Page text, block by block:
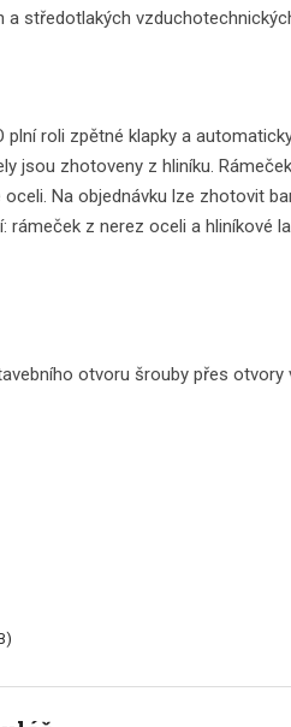
a středotlakých
plní roli zpětné klapky a
jsou zhotoveny z hliníku.
Na objednávku lze zhotovit
rámeček z nerez oceli a hliníkové
otvoru šrouby přes otvory